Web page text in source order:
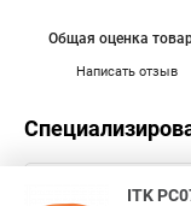
Написать отзыв
Общая оценка
ITK